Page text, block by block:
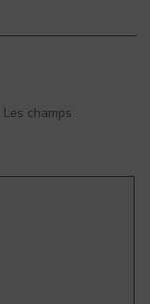
Les champs